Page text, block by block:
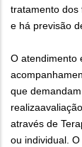
tratamento dos
e há previsão
O atendimento
que
através de
ou individual.